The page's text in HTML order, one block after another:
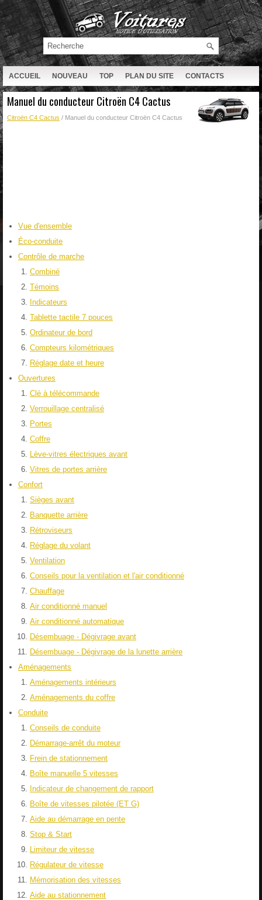
ACCUEIL NOUVEAU TOP PLAN DU SITE CONTACTS
RECHERCHE
Manuel du conducteur Citroën C4 Cactus
Citroën C4 Cactus / Manuel du conducteur Citroën C4 Cactus
Vue d'ensemble
Éco-conduite
Contrôle de marche
Combiné
Témoins
Indicateurs
Tablette tactile 7 pouces
Ordinateur de bord
Compteurs kilométriques
Réglage date et heure
Ouvertures
Clé à télécommande
Verrouillage centralisé
Portes
Coffre
Lève-vitres électriques avant
Vitres de portes arrière
Confort
Sièges avant
Banquette arrière
Rétroviseurs
Réglage du volant
Ventilation
Conseils pour la ventilation et l'air conditionné
Chauffage
Air conditionné manuel
Air conditionné automatique
Désembuage - Dégivrage avant
Désembuage - Dégivrage de la lunette arrière
Aménagements
Aménagements intérieurs
Aménagements du coffre
Conduite
Conseils de conduite
Démarrage-arrêt du moteur
Frein de stationnement
Boîte manuelle 5 vitesses
Indicateur de changement de rapport
Boîte de vitesses pilotée (ET G)
Aide au démarrage en pente
Stop & Start
Limiteur de vitesse
Régulateur de vitesse
Mémorisation des vitesses
Aide au stationnement